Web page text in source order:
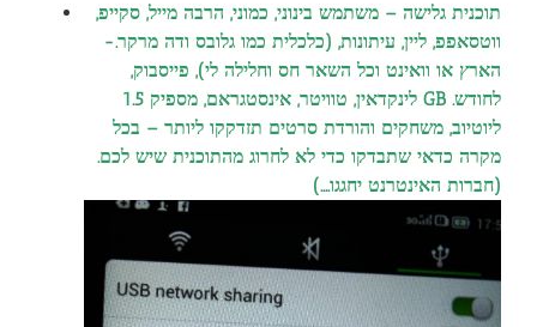
תוכנית גלישה – משתמש בינוני, כמוני, הרבה מייל, סקייפ,
ווטסאפפ, ליין, עיתונות, (כלכלית כמו גלובס ודה מרקר.-
הארץ או וואינט וכל השאר חס וחלילה לי), פייסבוק,
לינקדאין, טוויטר, אינסטגראם, מספיק 1.5 GB לחודש.
ליוטיוב, משחקים והורדת סרטים תזדקקו ליותר – בכל
מקרה כדאי שתבדקו כדי לא לחרוג מהתוכנית שיש לכם.
(חברות האינטרנט יחגגו….)